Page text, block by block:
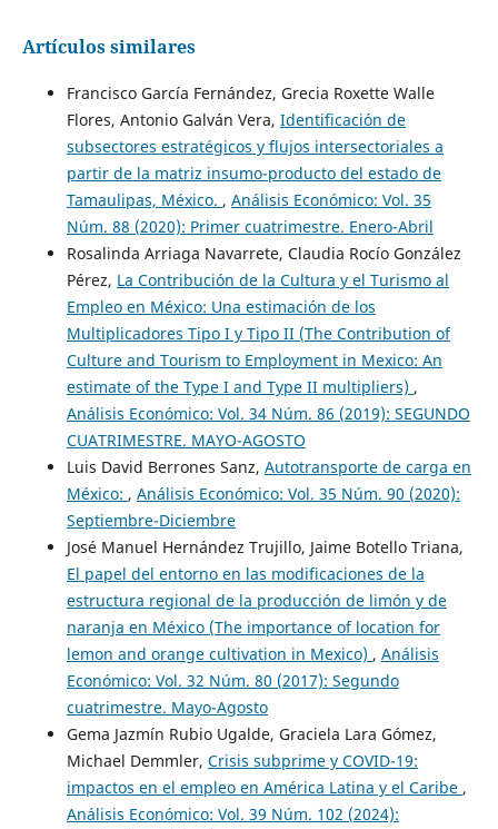
Artículos similares
Francisco García Fernández, Grecia Roxette Walle
Flores, Antonio Galván Vera, Identificación de
subsectores estratégicos y flujos intersectoriales a
partir de la matriz insumo-producto del estado de
Tamaulipas, México. , Análisis Económico: Vol. 35
Núm. 88 (2020): Primer cuatrimestre. Enero-Abril
Rosalinda Arriaga Navarrete, Claudia Rocío González
Pérez, La Contribución de la Cultura y el Turismo al
Empleo en México: Una estimación de los
Multiplicadores Tipo I y Tipo II (The Contribution of
Culture and Tourism to Employment in Mexico: An
estimate of the Type I and Type II multipliers) ,
Análisis Económico: Vol. 34 Núm. 86 (2019): SEGUNDO
CUATRIMESTRE. MAYO-AGOSTO
Luis David Berrones Sanz, Autotransporte de carga en
México: , Análisis Económico: Vol. 35 Núm. 90 (2020):
Septiembre-Diciembre
José Manuel Hernández Trujillo, Jaime Botello Triana,
El papel del entorno en las modificaciones de la
estructura regional de la producción de limón y de
naranja en México (The importance of location for
lemon and orange cultivation in Mexico) , Análisis
Económico: Vol. 32 Núm. 80 (2017): Segundo
cuatrimestre. Mayo-Agosto
Gema Jazmín Rubio Ugalde, Graciela Lara Gómez,
Michael Demmler, Crisis subprime y COVID-19:
impactos en el empleo en América Latina y el Caribe ,
Análisis Económico: Vol. 39 Núm. 102 (2024):